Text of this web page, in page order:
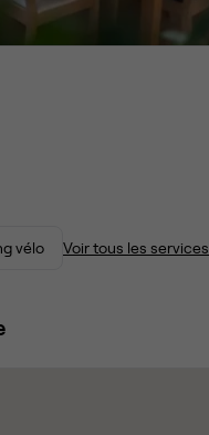
vélo Voir tous les services